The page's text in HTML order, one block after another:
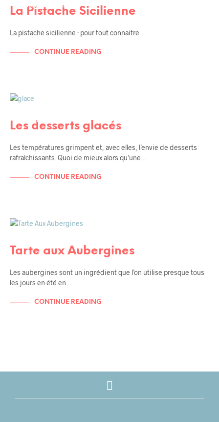
UNCATEGORIZED
La Pistache Sicilienne
La pistache sicilienne : pour tout connaitre
CONTINUE READING
UNCATEGORIZED
Les desserts glacés
Les températures grimpent et, avec elles, l’envie de desserts
rafraîchissants. Quoi de mieux alors qu’une…
CONTINUE READING
UNCATEGORIZED
Tarte aux Aubergines
Les aubergines sont un ingrédient que l’on utilise presque tous
les jours en été en…
CONTINUE READING